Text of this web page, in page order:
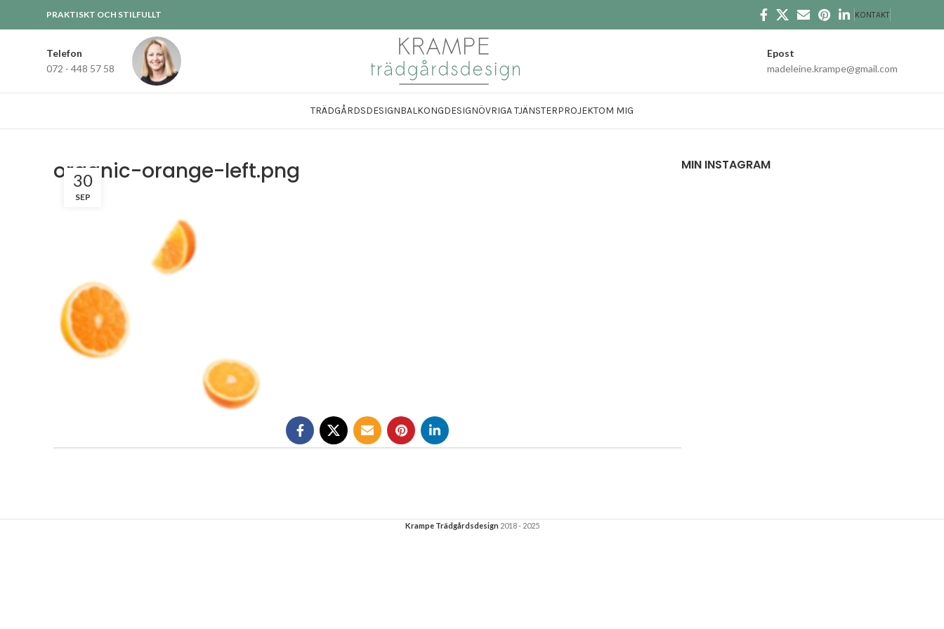
PRAKTISKT OCH STILFULLT KONTAKT
Telefon
072 - 448 57 58
Epost
madeleine.krampe@gmail.com
TRÄDGÅRDSDESIGNBALKONGDESIGNÖVRIGA TJÄNSTERPROJEKTOM MIG
organic-orange-left.png
30
SEP
MIN INSTAGRAM
Krampe Trädgårdsdesign 2018 - 2025